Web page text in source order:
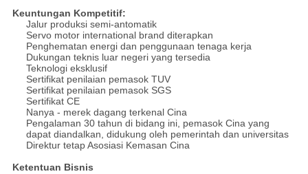
Keuntungan Kompetitif:
Jalur produksi semi-antomatik
Servo motor international brand diterapkan
Penghematan energi dan penggunaan tenaga kerja
Dukungan teknis luar negeri yang tersedia
Teknologi eksklusif
Sertifikat penilaian pemasok TUV
Sertifikat penilaian pemasok SGS
Sertifikat CE
Nanya - merek dagang terkenal Cina
Pengalaman 30 tahun di bidang ini, pemasok Cina yang
dapat diandalkan, didukung oleh pemerintah dan universitas
Direktur tetap Asosiasi Kemasan Cina
Ketentuan Bisnis